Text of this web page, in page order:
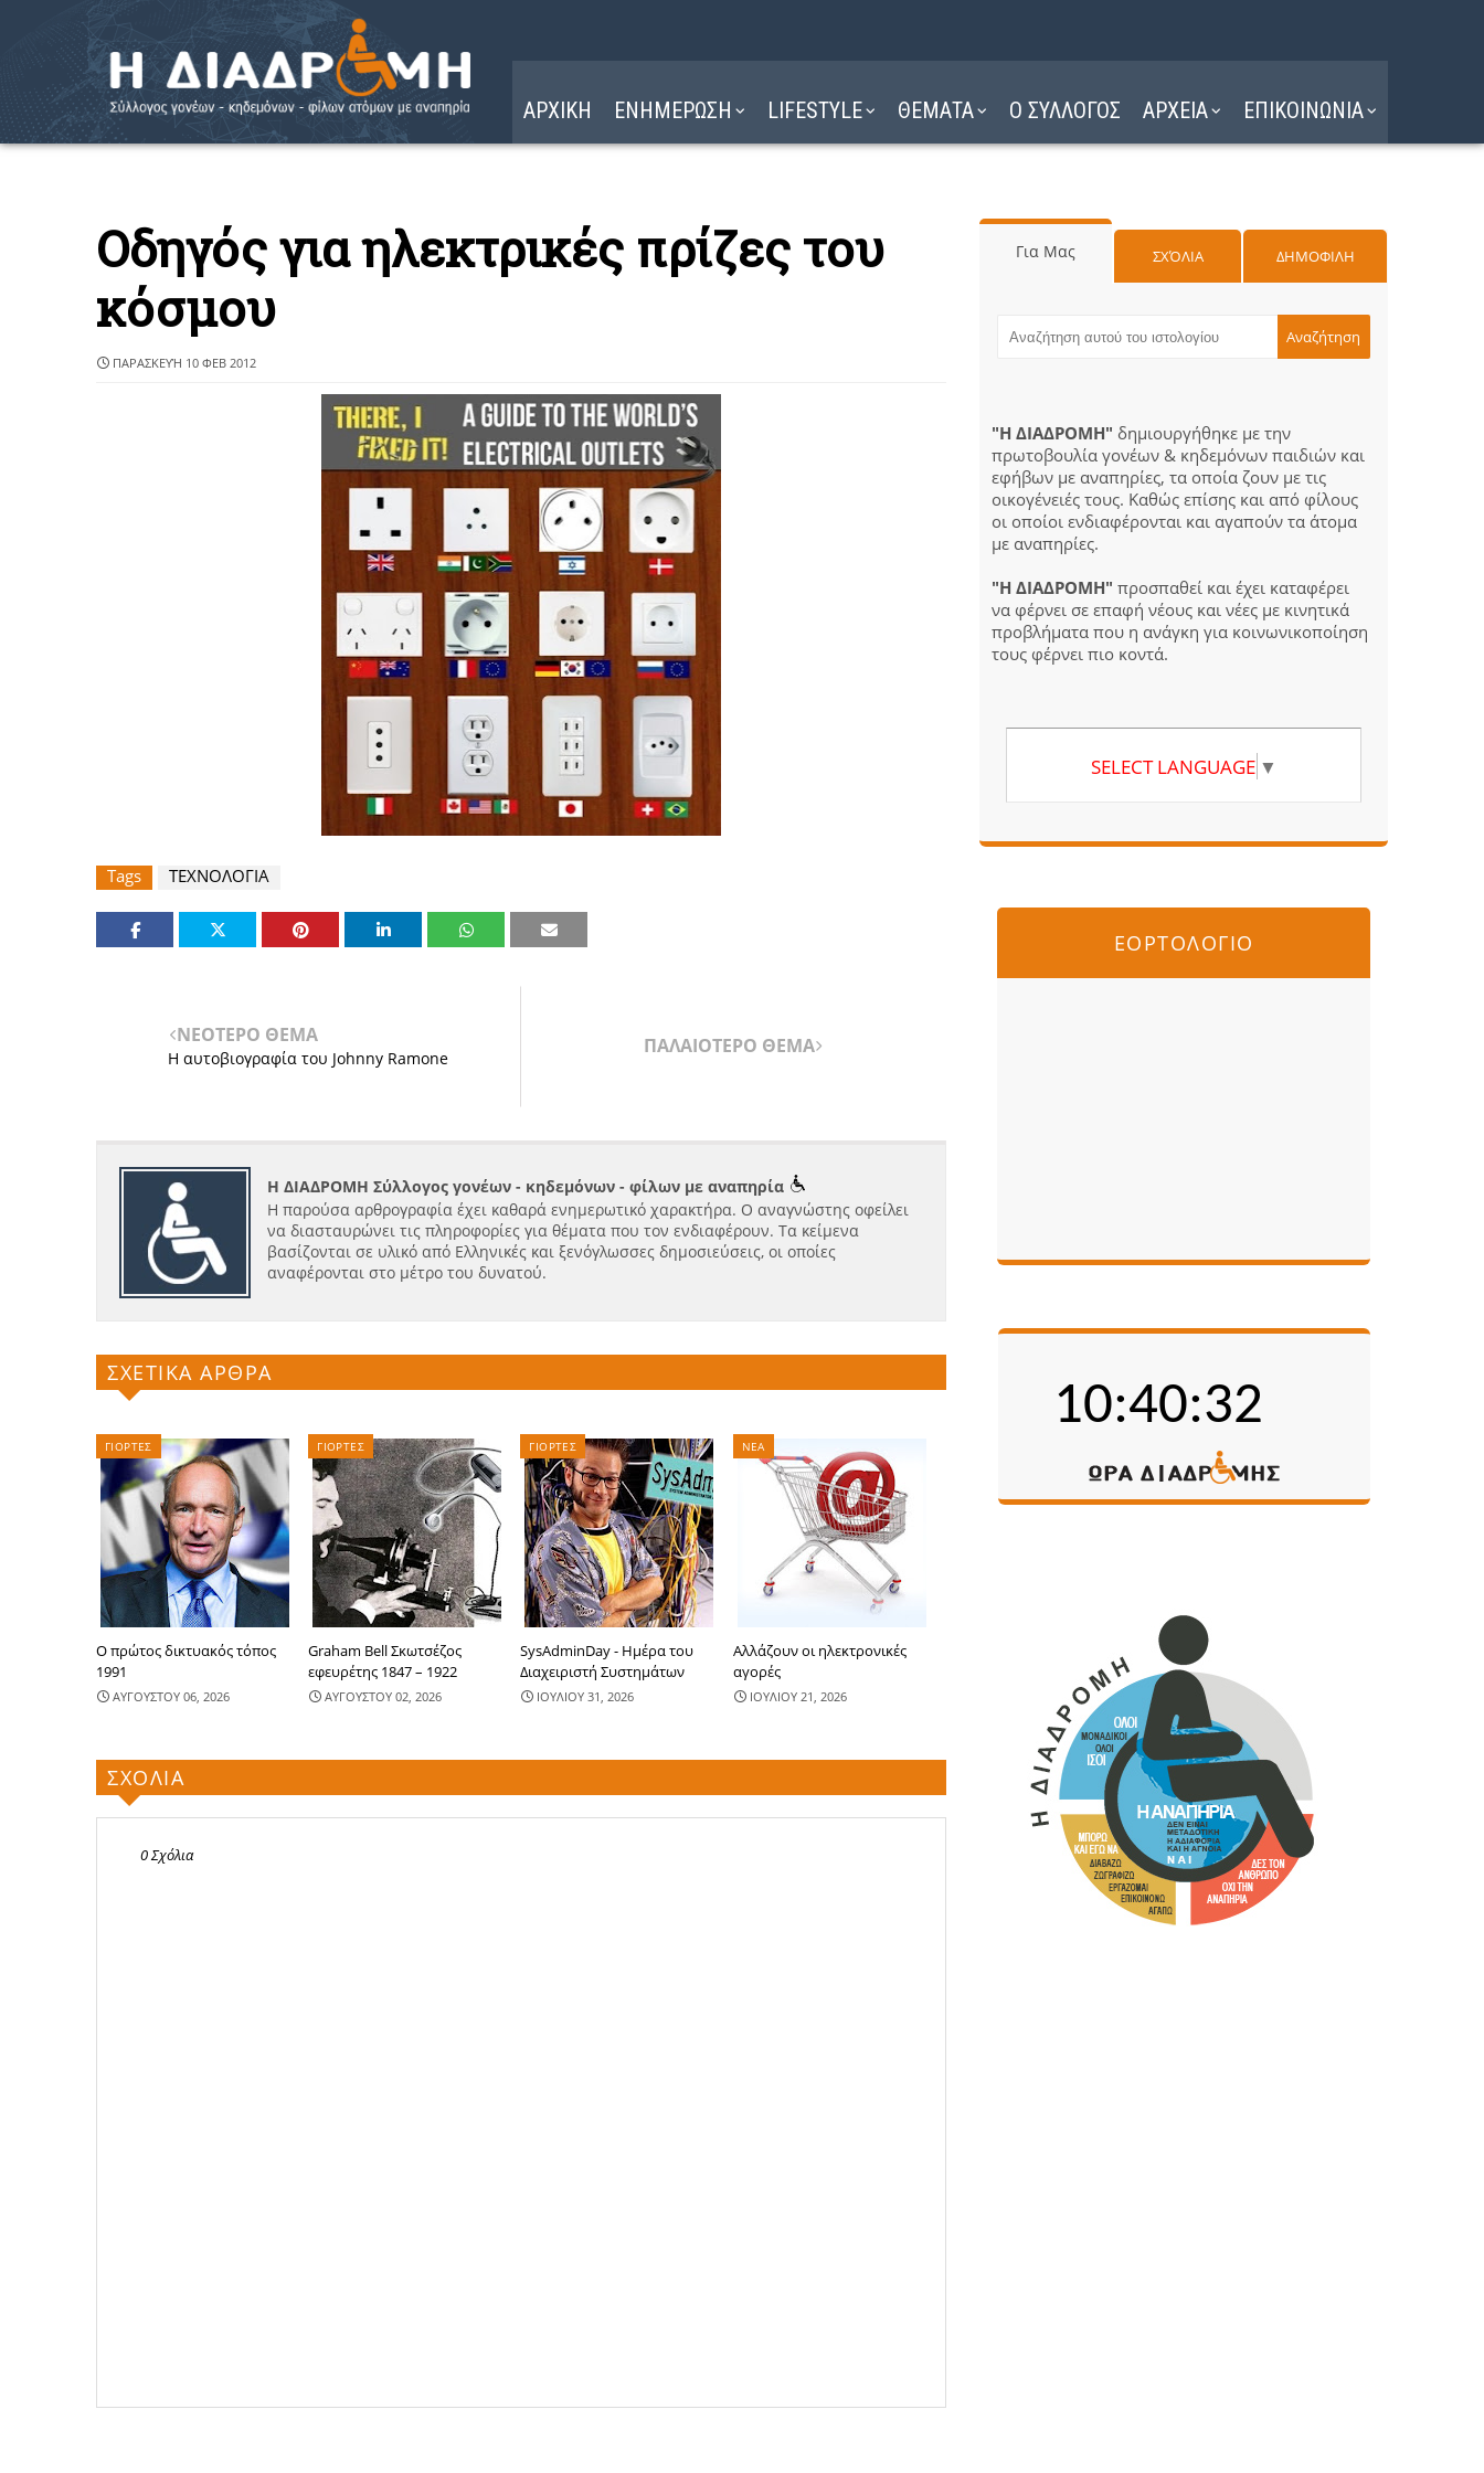
ΑΡΧΙΚΗ ΕΝΗΜΕΡΩΣΗ LIFESTYLE ΘΕΜΑΤΑ Ο ΣΥΛΛΟΓΟΣ ΑΡΧΕΙΑ ΕΠΙΚΟΙΝΩΝΙΑ
Οδηγός για ηλεκτρικές πρίζες του
κόσμου
ΠΑΡΑΣΚΕΥΉ 10 ΦΕΒ 2012
Tags ΤΕΧΝΟΛΟΓΙΑ
ΝΕΟΤΕΡΟ ΘΕΜΑ
Η αυτοβιογρα​φία του Johnny Ramone
ΠΑΛΑΙΟΤΕΡΟ ΘΕΜΑ
Η ΔΙΑΔΡΟΜΗ Σύλλογος γονέων - κηδεμόνων - φίλων με αναπηρία
Η παρούσα αρθρογραφία έχει καθαρά ενημερωτικό χαρακτήρα. Ο αναγνώστης οφείλει
να διασταυρώνει τις πληροφορίες για θέματα που τον ενδιαφέρουν. Τα κείμενα
βασίζονται σε υλικό από Ελληνικές και ξενόγλωσσες δημοσιεύσεις, οι οποίες
αναφέρονται στο μέτρο του δυνατού.
ΣΧΕΤΙΚΑ ΑΡΘΡΑ
ΓΙΟΡΤΕΣ
Ο πρώτος δικτυακός τόπος
1991
ΑΥΓΟΥΣΤΟΥ 06, 2026
ΓΙΟΡΤΕΣ
Graham Bell Σκωτσέζος
εφευρέτης 1847 – 1922
ΑΥΓΟΥΣΤΟΥ 02, 2026
ΓΙΟΡΤΕΣ
SysAdminDay - Ημέρα του
Διαχειριστή Συστημάτων
ΙΟΥΛΙΟΥ 31, 2026
ΝΕΑ
Αλλάζουν οι ηλεκτρονικές
αγορές
ΙΟΥΛΙΟΥ 21, 2026
ΣΧΟΛΙΑ
0 Σχόλια
Για Μας ΣΧΌΛΙΑ ΔΗΜΟΦΙΛΗ
"Η ΔΙΑΔΡΟΜΗ" δημιουργήθηκε με την
πρωτοβουλία γονέων & κηδεμόνων παιδιών και
εφήβων με αναπηρίες, τα οποία ζουν με τις
οικογένειές τους. Καθώς επίσης και από φίλους
οι οποίοι ενδιαφέρονται και αγαπούν τα άτομα
με αναπηρίες.
"Η ΔΙΑΔΡΟΜΗ" προσπαθεί και έχει καταφέρει
να φέρνει σε επαφή νέους και νέες με κινητικά
προβλήματα που η ανάγκη για κοινωνικοποίηση
τους φέρνει πιο κοντά.
SELECT LANGUAGE ▼
ΕΟΡΤΟΛΟΓΙΟ